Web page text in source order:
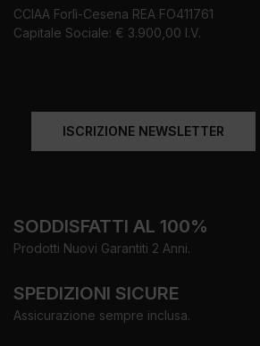
CCIAA Forlì-Cesena REA FO411761
Capitale Sociale: € 3.900,00 I.V.
ISCRIZIONE NEWSLETTER
SODDISFATTI AL 100%
Prodotti Nuovi Garantiti 2 Anni.
SPEDIZIONI SICURE
Assicurazione sempre inclusa.